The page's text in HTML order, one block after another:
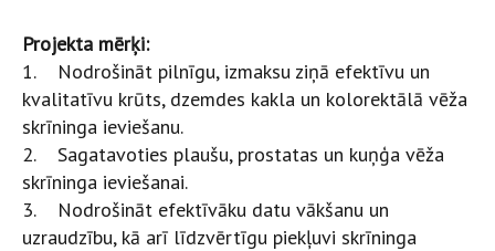
Projekta mērķi:
1. Nodrošināt pilnīgu, izmaksu ziņā efektīvu un
kvalitatīvu krūts, dzemdes kakla un kolorektālā vēža
skrīninga ieviešanu.
2. Sagatavoties plaušu, prostatas un kuņģa vēža
skrīninga ieviešanai.
3. Nodrošināt efektīvāku datu vākšanu un
uzraudzību, kā arī līdzvērtīgu piekļuvi skrīninga